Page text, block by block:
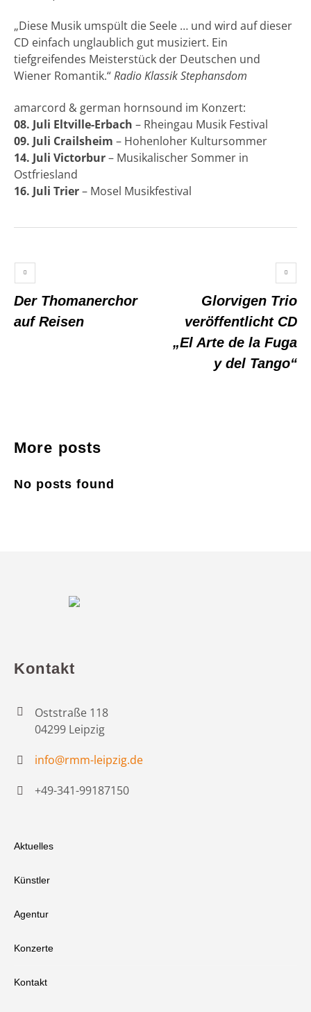
„Diese Musik umspült die Seele … und wird auf dieser
CD einfach unglaublich gut musiziert. Ein
tiefgreifendes Meisterstück der Deutschen und
Wiener Romantik.“Radio Klassik Stephansdom
amarcord & german hornsound im Konzert:
08. Juli Eltville-Erbach – Rheingau Musik Festival
09. Juli Crailsheim – Hohenloher Kultursommer
14. Juli Victorbur– Musikalischer Sommer in
Ostfriesland
16. Juli Trier– Mosel Musikfestival
Der Thomanerchor
auf Reisen
Glorvigen Trio
veröffentlicht CD
„El Arte de la Fuga
y del Tango“
More posts
No posts found
Kontakt
Oststraße 118
04299 Leipzig
info@rmm-leipzig.de
+49-341-99187150
Aktuelles
Künstler
Agentur
Konzerte
Kontakt